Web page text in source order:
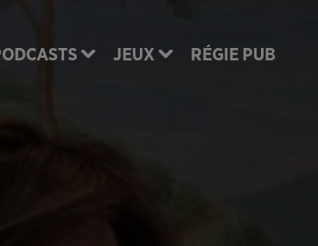
JEUX RÉGIE PUB